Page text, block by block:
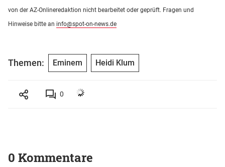
von der AZ-Onlineredaktion nicht bearbeitet oder geprüft. Fragen und
Hinweise bitte an info@spot-on-news.de
Themen: Eminem Heidi Klum
0
0 Kommentare